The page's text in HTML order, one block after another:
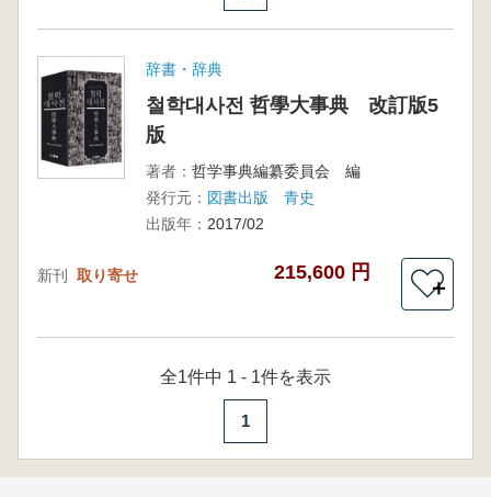
辞書・辞典
철학대사전 哲學大事典 改訂版5
版
著者： 哲学事典編纂委員会 編
発行元： 図書出版 青史
出版年： 2017/02
新刊 取り寄せ 215,600 円
＋
全1件中 1 - 1件を表示
1